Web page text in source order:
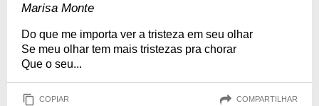
Marisa Monte
Do que me importa ver a tristeza em seu olhar
Se meu olhar tem mais tristezas pra chorar
Que o seu...
COPIAR COMPARTILHAR